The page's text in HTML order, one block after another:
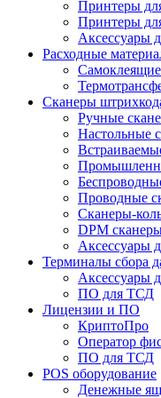
Принтеры
Принтеры
Аксессуары
Расходные
Сканеры
Ручные
Настольные
Проводные
Сканеры-
DPM
Аксессуары
Терминалы сбора
Аксессуары
ПО для ТСД
Лицензии и ПО
КриптоПро
Оператор
ПО для ТСД
POS оборудование
Денежные